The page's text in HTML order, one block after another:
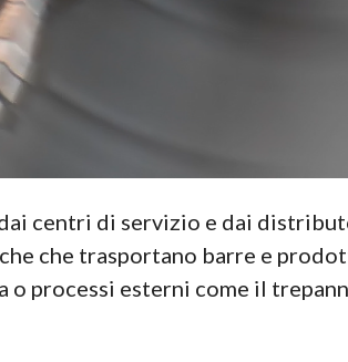
centri di servizio e dai
che trasportano barre e
o processi esterni come il